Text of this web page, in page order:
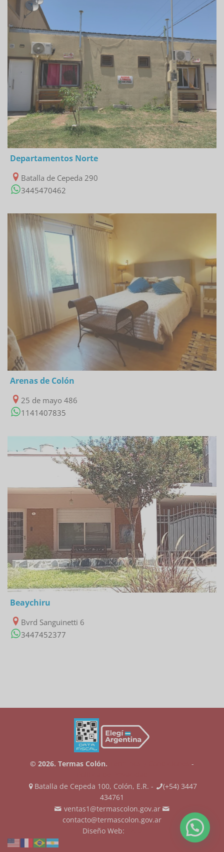
03/01/2023
Departamentos Norte
Batalla de Cepeda 290
3445470462
14/12/2022
Arenas de Colón
25 de mayo 486
1141407835
12/12/2022
Beaychiru
Bvrd Sanguinetti 6
3447452377
© 2026. Termas Colón.
-
Batalla de Cepeda 100, Colón, E.R. -
(+54) 3447
434761
ventas1@termascolon.gov.ar
contacto@termascolon.gov.ar
Diseño Web: